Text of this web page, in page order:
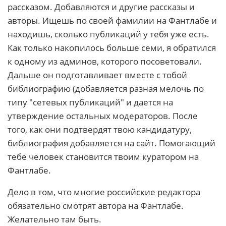
рассказом. Добавляются и другие рассказы и
авторы. Ищешь по своей фамилии на Фантлабе и
находишь, сколько публикаций у тебя уже есть.
Как только накопилось больше семи, я обратился
к одному из админов, которого посоветовали.
Дальше он подготавливает вместе с тобой
библиографию (добавляется разная мелочь по
типу "сетевых публикаций" и дается на
утверждение остальных модераторов. После
того, как они подтвердят твою кандидатуру,
библиография добавляется на сайт. Помогающий
тебе человек становится твоим куратором на
Фантлабе.
Дело в том, что многие российские редактора
обязательно смотрят автора на Фантлабе.
Желательно там быть.